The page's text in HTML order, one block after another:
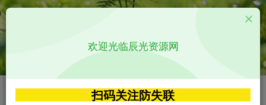
VIP特权介绍 APP源码
欢迎光临辰光资源网
扫码关注防失联